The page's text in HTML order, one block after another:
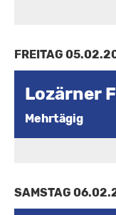
FREITAG
Lozärner
Mehrtägig
SAMSTAG